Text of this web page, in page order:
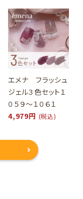
エメナ フラッシュ
ジェル３色セット１
０５９～１０６１
4,979円 (税込)